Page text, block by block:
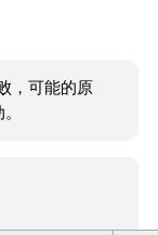
，可能的原